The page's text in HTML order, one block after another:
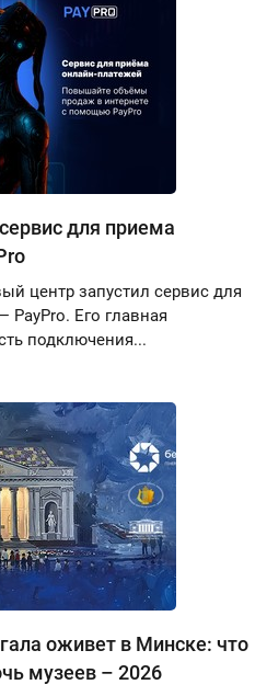
для приема
центр запустил сервис для
Его главная
подключения...
оживет в Минске: что
музеев – 2026